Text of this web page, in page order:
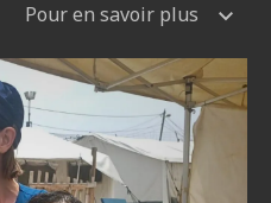
Pour en savoir plus